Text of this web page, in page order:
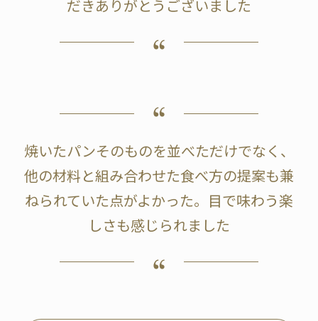
だきありがとうございました
焼いたパンそのものを並べただけでなく、
他の材料と組み合わせた食べ方の提案も兼
ねられていた点がよかった。目で味わう楽
しさも感じられました